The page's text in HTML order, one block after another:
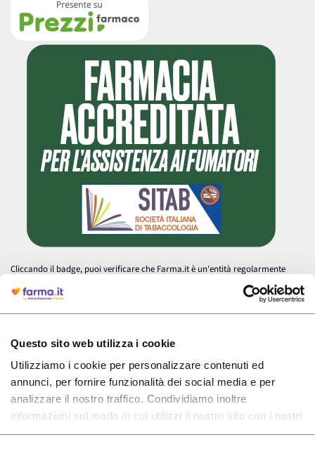
Questo sito web utilizza i cookie
Utilizziamo i cookie per personalizzare contenuti ed
annunci, per fornire funzionalità dei social media e per
analizzare il nostro traffico. Condividiamo inoltre
informazioni sul modo in cui utilizzi il nostro sito con i nostri
partner che si occupano di analisi dei dati web, pubblicità e
Cliccando il badge, puoi verificare che Farma.it è un'entità regolarmente
autorizzata dal Ministero della Salute a effettuare la vendita online di
medicinali.